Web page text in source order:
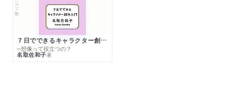
７日でできるキャラクター創作入門
─想像って役立つの？
名取佐和子著